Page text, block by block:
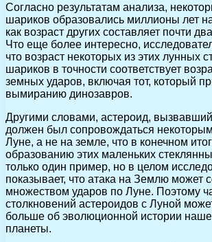
Согласно результатам анализа,
шариков образовались миллионы лет
как возраст других составляет почти
Что еще более интересно,
что возраст некоторых из этих лунных
шариков в точности соответствует
земных ударов, включая тот, который
вымиранию динозавров.
Другими словами, астероид,
должен был сопровождаться
Луне, а не на земле, что в конечном
образованию этих маленьких
только один пример, но в целом
показывает, что атака на Землю может
множеством ударов по Луне. Поэтому
столкновений астероидов с Луной
больше об эволюционной истории
планеты.